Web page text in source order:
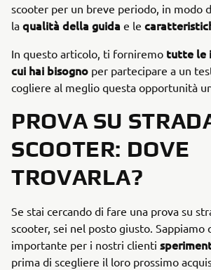
scooter per un breve periodo, in modo
la qualità della guida e le
In questo articolo, ti forniremo tutte le
cui hai bisogno per partecipare a un
cogliere al meglio questa opportunità
PROVA SU
SCOOTER: DOVE
TROVARLA?
Se stai cercando di fare una prova su
scooter, sei nel posto giusto. Sappiamo
importante per i nostri clienti
prima di scegliere il loro prossimo